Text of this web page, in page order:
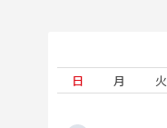
日
月 火